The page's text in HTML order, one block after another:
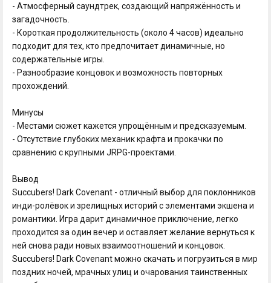
- Атмосферный саундтрек, создающий напряжённость и
загадочность.
- Короткая продолжительность (около 4 часов) идеально
подходит для тех, кто предпочитает динамичные, но
содержательные игры.
- Разнообразие концовок и возможность повторных
прохождений.
Минусы
- Местами сюжет кажется упрощённым и предсказуемым.
- Отсутствие глубоких механик крафта и прокачки по
сравнению с крупными JRPG-проектами.
Вывод
Succubers! Dark Covenant - отличный выбор для поклонников
инди-ролёвок и зрелищных историй с элементами экшена и
романтики. Игра дарит динамичное приключение, легко
проходится за один вечер и оставляет желание вернуться к
ней снова ради новых взаимоотношений и концовок.
Succubers! Dark Covenant можно скачать и погрузиться в мир
поздних ночей, мрачных улиц и очарования таинственных